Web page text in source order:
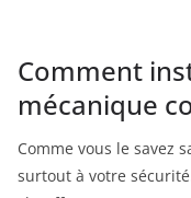
Comment
mécanique
Comme vous le savez
surtout à votre